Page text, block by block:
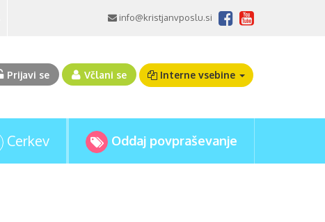
info@kristjanvposlu.si
Prijavi se Včlani se Interne vsebine
Cerkev Oddaj povpraševanje